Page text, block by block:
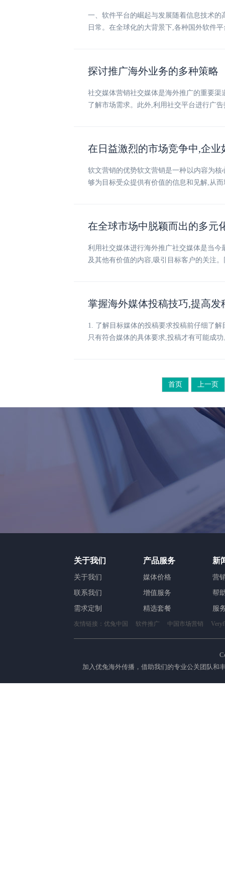
一、软件平台的崛起与发展随着信息技术
日常。在全球化的大背景下,各种国外软件
探讨推广海外业务的多种策略
社交媒体营销社交媒体是海外推广的重要
了解市场需求。此外,利用社交平台进行广
在日益激烈的市场竞争中,企
软文营销的优势软文营销是一种以内容为
够为目标受众提供有价值的信息和见解,从
在全球市场中脱颖而出的多元
利用社交媒体进行海外推广社交媒体是当今
及其他有价值的内容,吸引目标客户的关注
掌握海外媒体投稿技巧,提高发
1. 了解目标媒体的投稿要求投稿前仔细了
只有符合媒体的具体要求,投稿才有可能成
首页 上一页
关于我们
关于我们
联系我们
需求定制
产品服务
媒体价格
增值服务
精选套餐
新
营
帮
服
友情链接： 优兔中国 软件推广 中国市场营销
加入优兔海外传播，借助我们的专业公关团队和